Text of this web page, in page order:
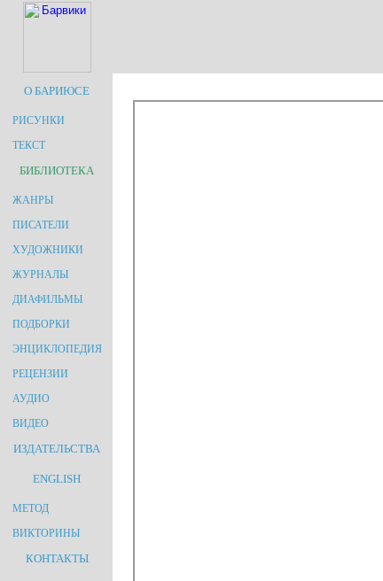
О БАРИЮСЕ
РИСУНКИ
ТЕКСТ
БИБЛИОТЕКА
ЖАНРЫ
ПИСАТЕЛИ
ХУДОЖНИКИ
ЖУРНАЛЫ
ДИАФИЛЬМЫ
ПОДБОРКИ
ЭНЦИКЛОПЕДИЯ
РЕЦЕНЗИИ
АУДИО
ВИДЕО
ИЗДАТЕЛЬСТВА
ENGLISH
МЕТОД
ВИКТОРИНЫ
КОНТАКТЫ